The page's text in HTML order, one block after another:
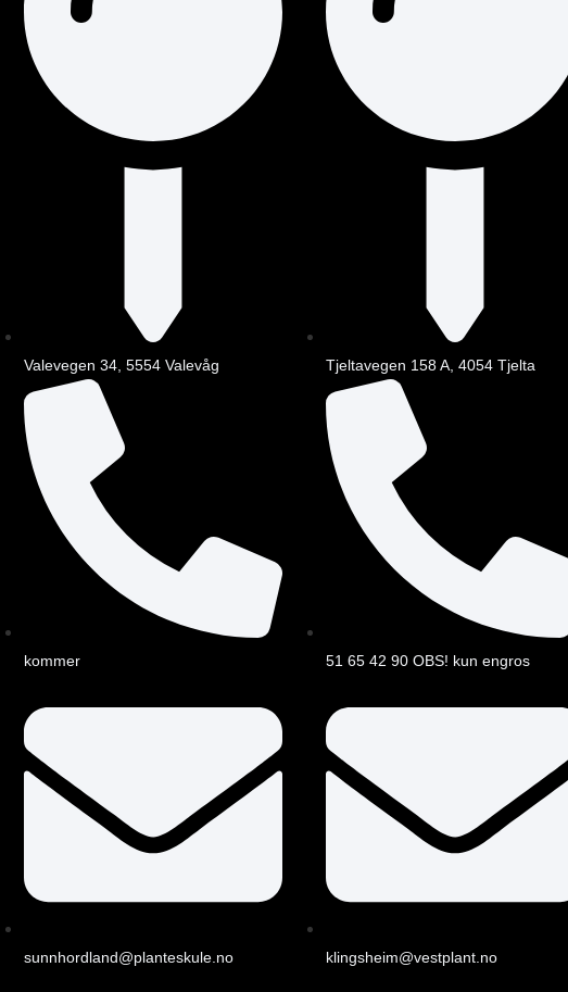
Valevegen 34, 5554 Valevåg
kommer
sunnhordland@planteskule.no
Tjeltavegen 158 A, 4054 Tjelta
51 65 42 90 OBS! kun engros
klingsheim@vestplant.no